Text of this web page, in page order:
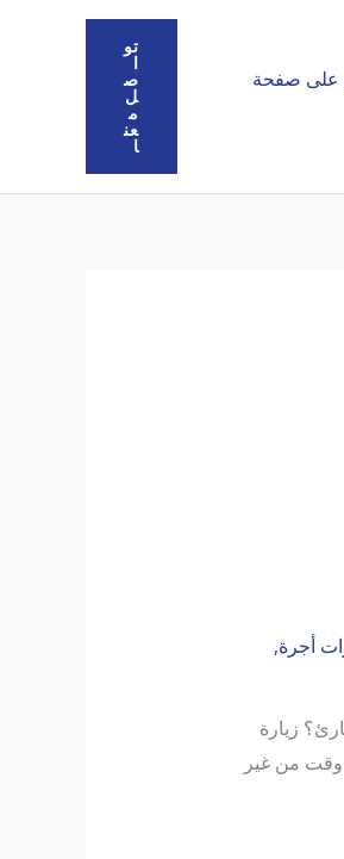
على صفحة
تو
ا
ص
ل
م
عن
ا
أجرة,
زيارة
يكون جاهز يخدمك بأي وقت من غير